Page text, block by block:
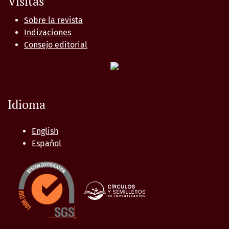
Sobre la revista
Indizaciones
Consejo editorial
Idioma
English
Español